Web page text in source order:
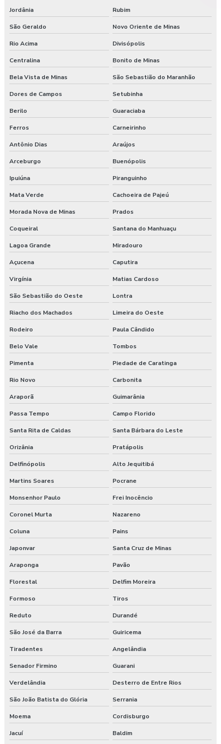
Jordânia Rubim
São Geraldo Novo Oriente de Minas
Rio Acima Divisópolis
Centralina Bonito de Minas
Bela Vista de Minas São Sebastião do Maranhão
Dores de Campos Setubinha
Berilo Guaraciaba
Ferros Carneirinho
Antônio Dias Araújos
Arceburgo Buenópolis
Ipuiúna Piranguinho
Mata Verde Cachoeira de Pajeú
Morada Nova de Minas Prados
Coqueiral Santana do Manhuaçu
Lagoa Grande Miradouro
Açucena Caputira
Virgínia Matias Cardoso
São Sebastião do Oeste Lontra
Riacho dos Machados Limeira do Oeste
Rodeiro Paula Cândido
Belo Vale Tombos
Pimenta Piedade de Caratinga
Rio Novo Carbonita
Araporã Guimarânia
Passa Tempo Campo Florido
Santa Rita de Caldas Santa Bárbara do Leste
Orizânia Pratápolis
Delfinópolis Alto Jequitibá
Martins Soares Pocrane
Monsenhor Paulo Frei Inocêncio
Coronel Murta Nazareno
Coluna Pains
Japonvar Santa Cruz de Minas
Araponga Pavão
Florestal Delfim Moreira
Formoso Tiros
Reduto Durandé
São José da Barra Guiricema
Tiradentes Angelândia
Senador Firmino Guarani
Verdelândia Desterro de Entre Rios
São João Batista do Glória Serrania
Moema Cordisburgo
Jacuí Baldim